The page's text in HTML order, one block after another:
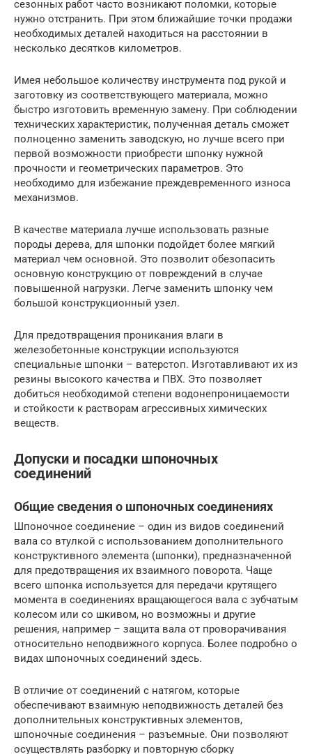
сезонных работ часто возникают поломки, которые
нужно отстранить. При этом ближайшие точки продажи
необходимых деталей находиться на расстоянии в
несколько десятков километров.
Имея небольшое количеству инструмента под рукой и
заготовку из соответствующего материала, можно
быстро изготовить временную замену. При соблюдении
технических характеристик, полученная деталь сможет
полноценно заменить заводскую, но лучше всего при
первой возможности приобрести шпонку нужной
прочности и геометрических параметров. Это
необходимо для избежание преждевременного износа
механизмов.
В качестве материала лучше использовать разные
породы дерева, для шпонки подойдет более мягкий
материал чем основной. Это позволит обезопасить
основную конструкцию от повреждений в случае
повышенной нагрузки. Легче заменить шпонку чем
большой конструкционный узел.
Для предотвращения проникания влаги в
железобетонные конструкции используются
специальные шпонки – ватерстоп. Изготавливают их из
резины высокого качества и ПВХ. Это позволяет
добиться необходимой степени водонепроницаемости
и стойкости к растворам агрессивных химических
веществ.
Допуски и посадки шпоночных
соединений
Общие сведения о шпоночных соединениях
Шпоночное соединение – один из видов соединений
вала со втулкой с использованием дополнительного
конструктивного элемента (шпонки), предназначенной
для предотвращения их взаимного поворота. Чаще
всего шпонка используется для передачи крутящего
момента в соединениях вращающегося вала с зубчатым
колесом или со шкивом, но возможны и другие
решения, например – защита вала от проворачивания
относительно неподвижного корпуса. Более подробно о
видах шпоночных соединений здесь.
В отличие от соединений с натягом, которые
обеспечивают взаимную неподвижность деталей без
дополнительных конструктивных элементов,
шпоночные соединения – разъемные. Они позволяют
осуществлять разборку и повторную сборку